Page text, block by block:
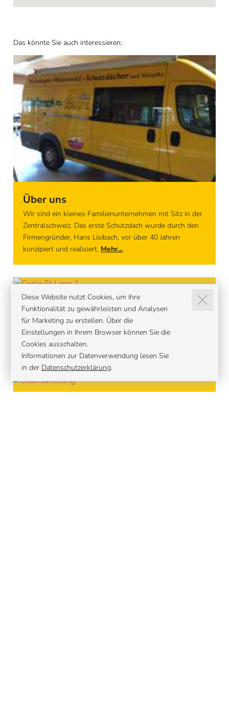
Das könnte Sie auch interessieren:
Über uns
Wir sind ein kleines Familienunternehmen mit Sitz in der
Zentralschweiz. Das erste Schutzdach wurde durch den
Firmengründer, Hans Lisibach, vor über 40 Jahren
konzipiert und realisiert. Mehr…
Produkte
Erfahren Sie mehr über unsere Produkte-Palette, für
Standplatz-Überdachungen, Schutzdächer zum Fahren,
oder individuell gestaltbare Pavillons.
Diese Website nutzt Cookies, um ihre
Funktionalität zu gewährleisten und Analysen
für Marketing zu erstellen. Über die
Einstellungen in Ihrem Browser können Sie die
Cookies ausschalten.
Informationen zur Datenverwendung lesen Sie
in der Datenschutzerklärung.